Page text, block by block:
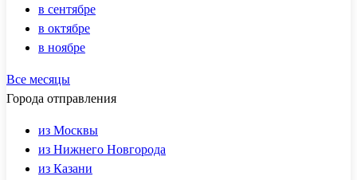
в сентябре
в октябре
в ноябре
Все месяцы
Города отправления
из Москвы
из Нижнего Новгорода
из Казани